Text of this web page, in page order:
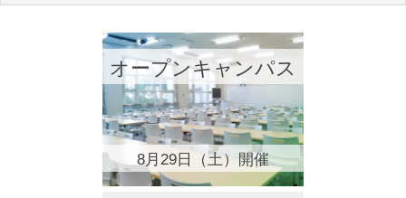
オープンキャンパス
8月29日（土）開催